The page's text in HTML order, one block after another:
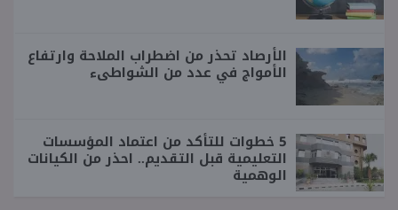
الأرصاد تحذر من اضطراب الملاحة وارتفاع
الأمواج في عدد من الشواطىء
5 خطوات للتأكد من اعتماد المؤسسات
التعليمية قبل التقديم.. احذر من الكيانات
الوهمية